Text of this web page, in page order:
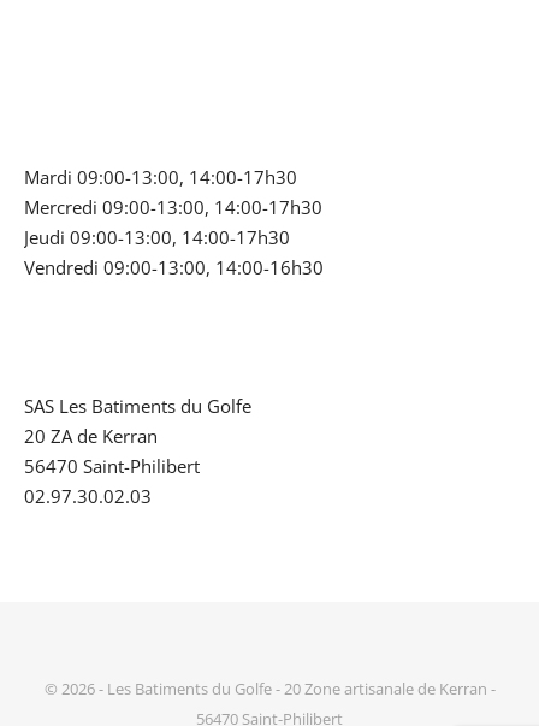
Mardi 09:00-13:00, 14:00-17h30
Mercredi 09:00-13:00, 14:00-17h30
Jeudi 09:00-13:00, 14:00-17h30
Vendredi 09:00-13:00, 14:00-16h30
SAS Les Batiments du Golfe
20 ZA de Kerran
56470 Saint-Philibert
02.97.30.02.03
© 2026 - Les Batiments du Golfe - 20 Zone artisanale de Kerran -
56470 Saint-Philibert